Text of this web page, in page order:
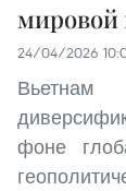
24/04/2026
фоне